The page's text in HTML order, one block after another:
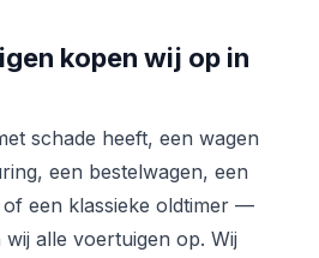
kopen wij op in
schade heeft, een wagen
een bestelwagen, een
een klassieke oldtimer —
alle voertuigen op. Wij